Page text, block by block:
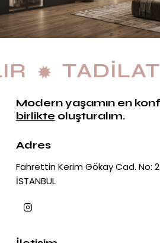
TADILAT
Modern yaşamın en
birlikte oluşturalım.
Adres
Fahrettin Kerim Gökay Cad. No:
İSTANBUL